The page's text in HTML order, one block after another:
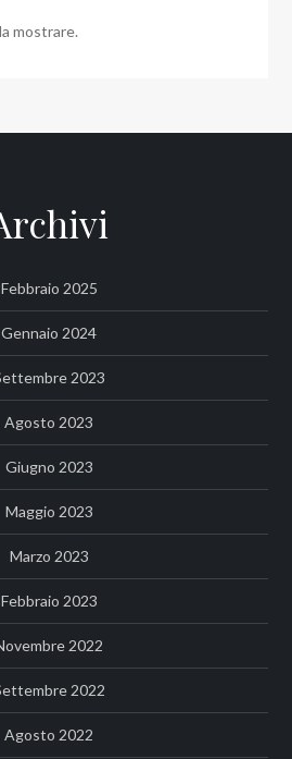
mostrare.
Febbraio 2025
Gennaio 2024
2023
Agosto 2023
Giugno 2023
Maggio 2023
Marzo 2023
Febbraio 2023
2022
2022
Agosto 2022